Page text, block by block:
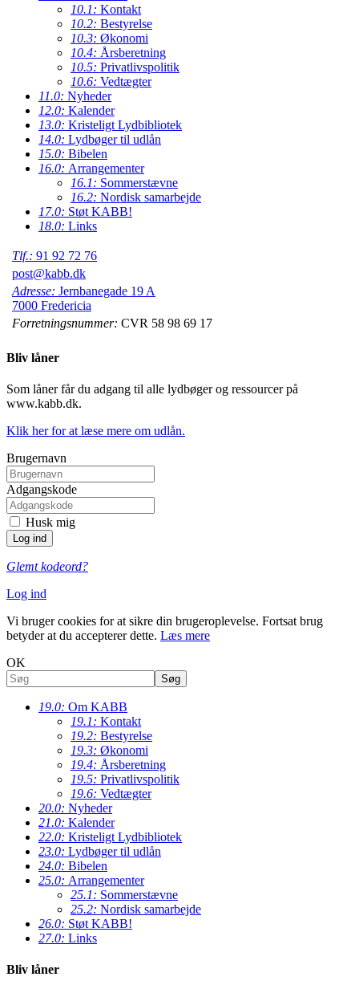
10.1: Kontakt
10.2: Bestyrelse
10.3: Økonomi
10.4: Årsberetning
10.5: Privatlivspolitik
10.6: Vedtægter
11.0: Nyheder
12.0: Kalender
13.0: Kristeligt Lydbibliotek
14.0: Lydbøger til udlån
15.0: Bibelen
16.0: Arrangementer
16.1: Sommerstævne
16.2: Nordisk samarbejde
17.0: Støt KABB!
18.0: Links
Tlf.: 91 92 72 76
post@kabb.dk
Adresse: Jernbanegade 19 A
7000 Fredericia
Forretningsnummer: CVR 58 98 69 17
Bliv låner
Som låner får du adgang til alle lydbøger og ressourcer på
www.kabb.dk.
Klik her for at læse mere om udlån.
Brugernavn
Adgangskode
Husk mig
Glemt kodeord?
Log ind
Vi bruger cookies for at sikre din brugeroplevelse. Fortsat brug
betyder at du accepterer dette. Læs mere
OK
19.0: Om KABB
19.1: Kontakt
19.2: Bestyrelse
19.3: Økonomi
19.4: Årsberetning
19.5: Privatlivspolitik
19.6: Vedtægter
20.0: Nyheder
21.0: Kalender
22.0: Kristeligt Lydbibliotek
23.0: Lydbøger til udlån
24.0: Bibelen
25.0: Arrangementer
25.1: Sommerstævne
25.2: Nordisk samarbejde
26.0: Støt KABB!
27.0: Links
Bliv låner